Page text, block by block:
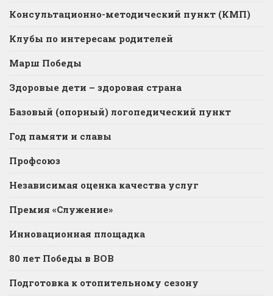
Консультационно-методический пункт (КМП)
Клубы по интересам родителей
Марш Победы
Здоровые дети – здоровая страна
Базовый (опорный) логопедический пункт
Год памяти и славы
Профсоюз
Независимая оценка качества услуг
Премия «Служение»
Инновационная площадка
80 лет Победы в ВОВ
Подготовка к отопительному сезону